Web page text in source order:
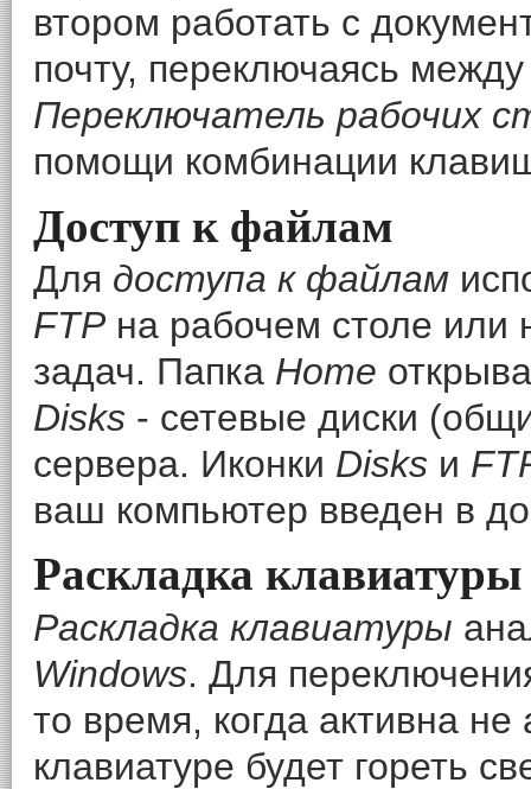
втором работать с
почту, переключаясь
Переключатель рабочих
помощи комбинации
Доступ к файлам
Для доступа к файлам
FTP на рабочем столе или
задач. Папка Home
Disks - сетевые диски
сервера. Иконки Disks и
ваш компьютер введен в
Раскладка клавиатуры
Раскладка клавиатуры
Windows. Для
то время, когда активна не
клавиатуре будет гореть